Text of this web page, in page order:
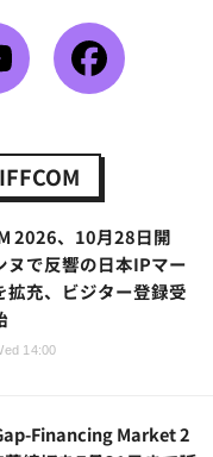
2026、10月28日開
ヌで反響の日本IPマー
拡充、ビジター登録受
14:00
Financing Market 2